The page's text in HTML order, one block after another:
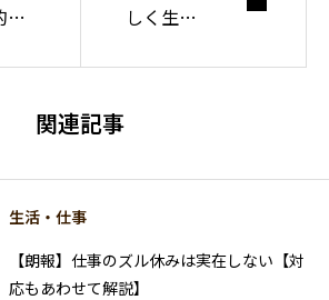
に
しく生き
関連記事
生活・仕事
【朗報】仕事のズル休みは実在しない【対
応もあわせて解説】